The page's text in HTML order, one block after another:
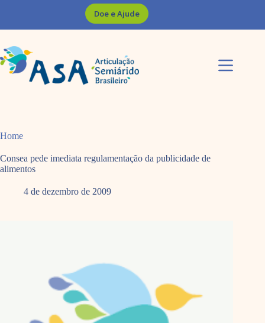
Doe e Ajude
Home
Consea pede imediata regulamentação da publicidade de
alimentos
4 de dezembro de 2009